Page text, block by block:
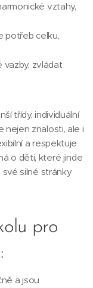
vztahy,
potřeb celku,
zvládat
třídy, individuální
nejen znalosti, ale i
a respektuje
o děti, které jinde
silné stránky
pro
a jsou